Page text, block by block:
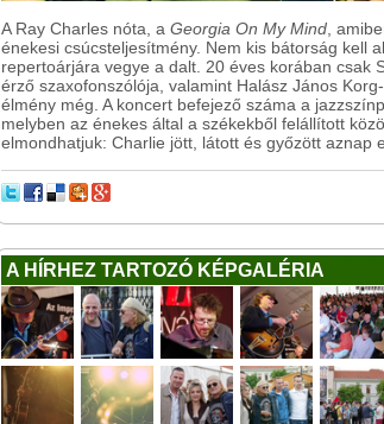
A Ray Charles nóta, a Georgia On My Mind ,
énekesi csúcsteljesítmény. Nem kis bátorság kell
repertoárjára vegye a dalt. 20 éves korában csak
érző szaxofonszólója, valamint Halász János
élmény még. A koncert befejező száma a
melyben az énekes által a székekből felállított
elmondhatjuk: Charlie jött, látott és győzött aznap
A HÍRHEZ TARTOZÓ KÉPGALÉRIA